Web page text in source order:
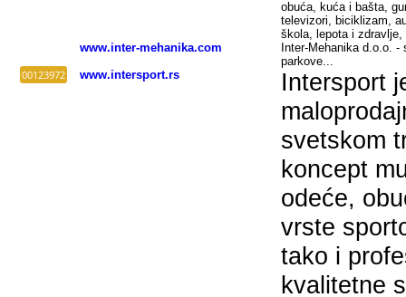
obuća, kuća i bašta,
televizori, biciklizam,
škola, lepota i
www.inter-mehanika.com
Inter-Mehanika d.o.o.
parkove...
00123972
www.intersport.rs
Intersport
svetskom
koncept
odeće,
vrste
tako i
kvalitetne